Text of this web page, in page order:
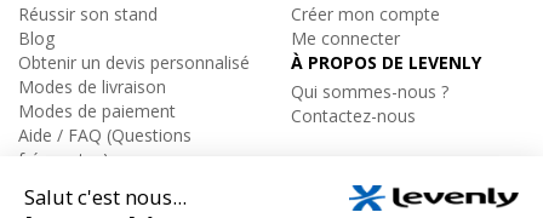
Réussir son stand
Blog
Obtenir un devis personnalisé
Modes de livraison
Modes de paiement
Aide / FAQ (Questions
fréquentes)
Catalogue par marques
Créer mon compte
Me connecter
À PROPOS DE LEVENLY
Qui sommes-nous ?
Contactez-nous